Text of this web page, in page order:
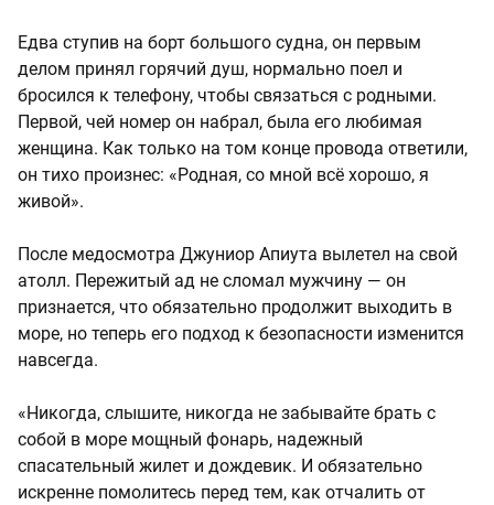
Едва ступив на борт большого судна, он первым
делом принял горячий душ, нормально поел и
бросился к телефону, чтобы связаться с родными.
Первой, чей номер он набрал, была его любимая
женщина. Как только на том конце провода ответили,
он тихо произнес: «Родная, со мной всё хорошо, я
живой».
После медосмотра Джуниор Апиута вылетел на свой
атолл. Пережитый ад не сломал мужчину — он
признается, что обязательно продолжит выходить в
море, но теперь его подход к безопасности изменится
навсегда.
«Никогда, слышите, никогда не забывайте брать с
собой в море мощный фонарь, надежный
спасательный жилет и дождевик. И обязательно
искренне помолитесь перед тем, как отчалить от